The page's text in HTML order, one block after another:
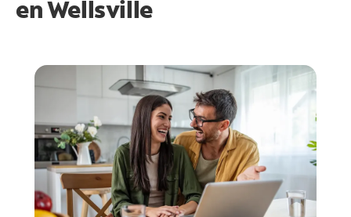
enWellsville